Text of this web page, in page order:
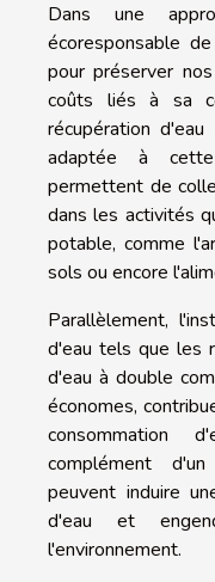
Dans une
écoresponsable
pour préserver
coûts liés à sa
récupération
adaptée à
permettent de
dans les activités
potable, comme
sols ou encore
Parallèlement,
d'eau tels que les
d'eau à double
économes,
consommation
complément d'un
peuvent induire
d'eau et
l'environnement.